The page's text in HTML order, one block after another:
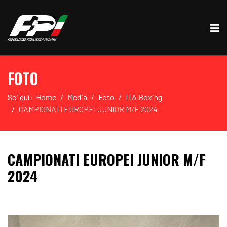
FOTO
Sei qui: Home Media Foto
ITA Boxing
CAMPIONATI EUROPEI JUNIOR M/F 2024
CAMPIONATI EUROPEI JUNIOR M/F
2024